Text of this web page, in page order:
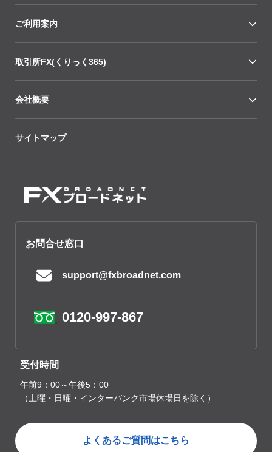
ご利用案内
取引所FX(くりっく365)
会社概要
サイトマップ
お問合せ窓口
support@fxbroadnet.com
0120-997-867
受付時間
午前9：00～午後5：00
（土曜・日曜・インターバンク市場休場日を除く）
よくあるご質問はこちら